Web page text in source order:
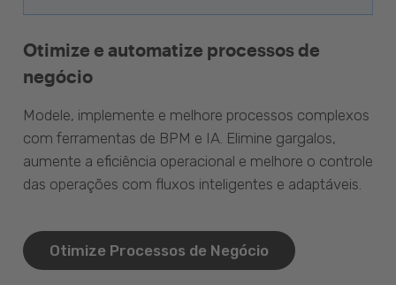
Otimize e automatize processos de
negócio
Modele, implemente e melhore processos complexos
com ferramentas de BPM e IA. Elimine gargalos,
aumente a eficiência operacional e melhore o controle
das operações com fluxos inteligentes e adaptáveis.
Otimize Processos de Negócio